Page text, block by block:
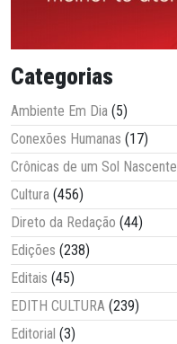
Categorias
Ambiente Em Dia (5)
Conexões Humanas (17)
Crônicas de um Sol Nascente
Cultura (456)
Direto da Redação (44)
Edições (238)
Editais (45)
EDITH CULTURA (239)
Editorial (3)